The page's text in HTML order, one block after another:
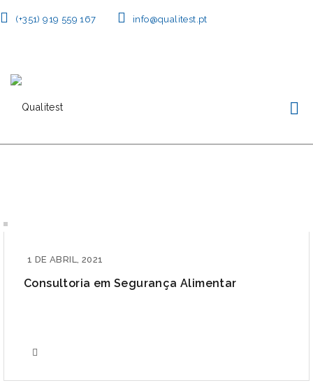
(+351) 919 559 167 info@qualitest.pt
1 DE ABRIL, 2021
Consultoria em Segurança Alimentar